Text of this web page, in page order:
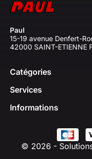
Paul
15-19 avenue Denfert-
42000 SAINT-ETIENNE
Catégories
Services
Informations
© 2026 -